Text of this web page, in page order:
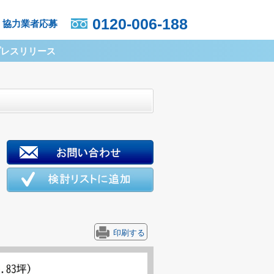
協力業者応募 0120-006-188
スリリース
印刷する